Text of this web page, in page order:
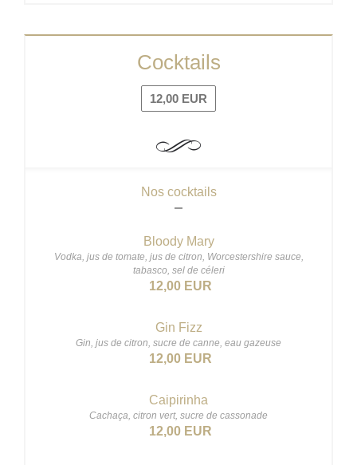
Cocktails
12,00 EUR
Nos cocktails
Bloody Mary
Vodka, jus de tomate, jus de citron, Worcestershire sauce,
tabasco, sel de céleri
12,00 EUR
Gin Fizz
Gin, jus de citron, sucre de canne, eau gazeuse
12,00 EUR
Caipirinha
Cachaça, citron vert, sucre de cassonade
12,00 EUR